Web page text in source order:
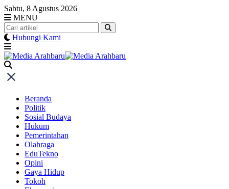
Skip
to
content
Sabtu, 8 Agustus 2026
MENU
Hubungi Kami
Beranda
Politik
Sosial Budaya
Hukum
Pemerintahan
Olahraga
EduTekno
Opini
Gaya Hidup
Tokoh